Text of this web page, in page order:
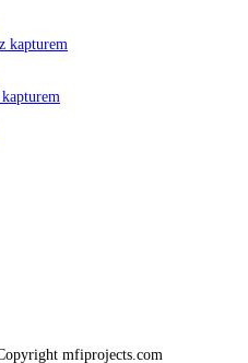
kapturem
mfiprojects.com